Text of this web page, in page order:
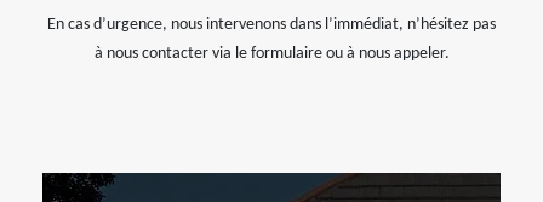
En cas d’urgence, nous intervenons dans l’immédiat, n’hésitez pas
à nous contacter via le formulaire ou à nous appeler.